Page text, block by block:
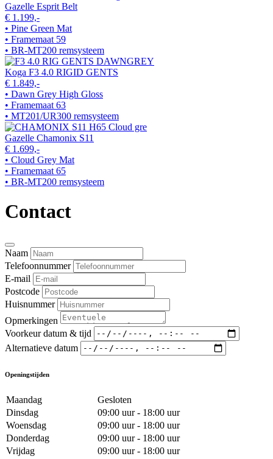
Gazelle Esprit Belt
€ 1.199,-
• Pine Green Mat
• Framemaat 59
• BR-MT200 remsysteem
Koga F3 4.0 RIGID GENTS
€ 1.849,-
• Dawn Grey High Gloss
• Framemaat 63
• MT201/UR300 remsysteem
Gazelle Chamonix S11
€ 1.699,-
• Cloud Grey Mat
• Framemaat 65
• BR-MT200 remsysteem
Contact
Naam
Telefoonnummer
E-mail
Postcode
Huisnummer
Opmerkingen
Voorkeur datum & tijd
Alternatieve datum
Openingstijden
Maandag
Gesloten
Dinsdag
09:00 uur - 18:00 uur
Woensdag
09:00 uur - 18:00 uur
Donderdag
09:00 uur - 18:00 uur
Vrijdag
09:00 uur - 18:00 uur